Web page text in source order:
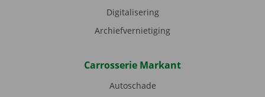
Digitalisering
Archiefvernietiging
Carrosserie Markant
Autoschade